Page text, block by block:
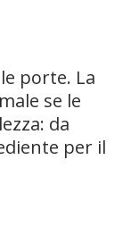
porte. La
se le
da
per il